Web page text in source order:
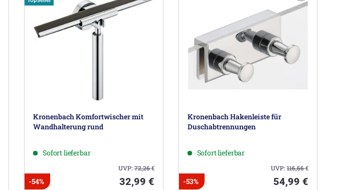
Kronenbach Komfortwischer mit
Wandhalterung rund
Sofort lieferbar
UVP:72,26€
-54% 32,99 €
Kronenbach Hakenleiste für
Duschabtrennungen
Sofort lieferbar
UVP:116,66€
-53% 54,99 €